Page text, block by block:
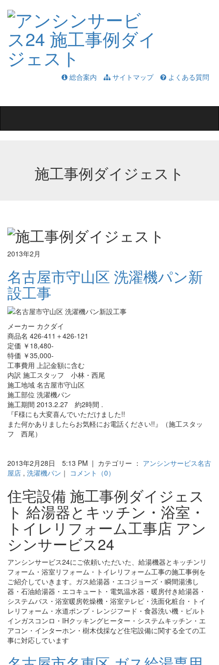
総合案内 サイトマップ
よくある質問
施工事例ダイジェスト
2013年2月
名古屋市守山区 洗濯機パン新
設工事
メーカー カクダイ
商品名 426-411＋426-121
定価 ￥18,480-
特価 ￥35,000-
工事費用 上記金額に含む
内訳 施工スタッフ 小林・西尾
施工地域 名古屋市守山区
施工部位 洗濯機パン
施工期間 2013.2.27 約2時間 .
『F様にも大変喜んでいただけました!!
また何かありましたらお気軽にお電話ください!!』（施工スタッ
フ 西尾）
2013年2月28日 5:13 PM | カテゴリー ： アンシンサービス名古
屋店 , 洗濯機パン ｜ コメント（0）
住宅設備 施工事例ダイジェス
ト 給湯器とキッチン・浴室・
トイレリフォーム工事店 アン
シンサービス24
アンシンサービス24にご依頼いただいた、給湯機器とキッチンリ
フォーム・浴室リフォーム・トイレリフォーム工事の施工事例を
ご紹介していきます。ガス給湯器・エコジョーズ・瞬間湯沸し
器・石油給湯器・エコキュート・電気温水器・暖房付き給湯器・
システムバス・浴室暖房乾燥機・浴室テレビ・洗面化粧台・トイ
レリフォーム・水道ポンプ・レンジフード・食器洗い機・ビルト
インガスコンロ・IHクッキングヒーター・システムキッチン・エ
アコン・インターホン・樹木伐採など住宅設備に関する全ての工
事に対応しています